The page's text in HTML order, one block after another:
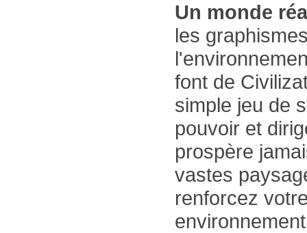
Un monde
les
font de
simple jeu de
pouvoir et
prospère
vastes
renforcez